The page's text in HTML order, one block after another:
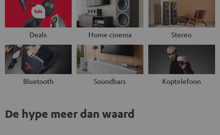
Deals Home cinema Stereo
Bluetooth Soundbars Koptelefoon
De hype meer dan waard